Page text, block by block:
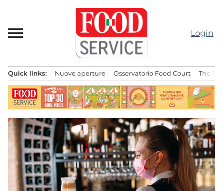
contenuto
Login
principale
Quick links: Nuove aperture Osservatorio Food Court The